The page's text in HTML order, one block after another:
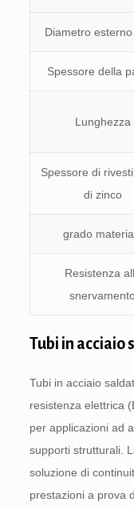
Diametro
Spessore della
Lunghezza
Spessore di
di zinco
grado
Resistenza
Tubi in acciaio
Tubi in acciaio
resistenza elettrica
per applicazioni ad
supporti strutturali.
soluzione di
prestazioni a prova